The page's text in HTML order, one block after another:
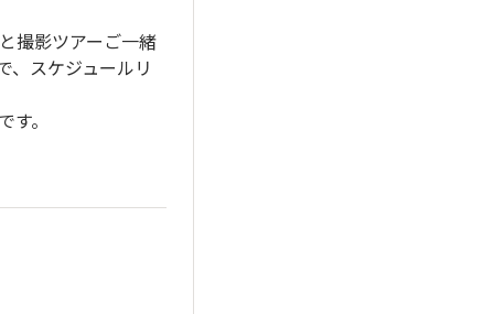
撮影ツアーご一緒
、スケジュールリ
。